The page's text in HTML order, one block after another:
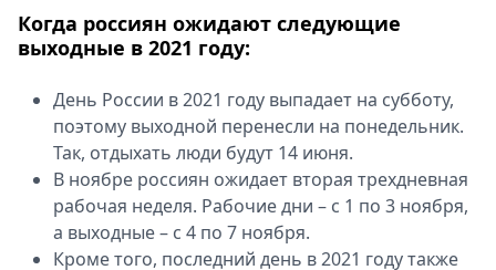
Когда россиян ожидают следующие
выходные в 2021 году:
День России в 2021 году выпадает на субботу,
поэтому выходной перенесли на понедельник.
Так, отдыхать люди будут 14 июня.
В ноябре россиян ожидает вторая трехдневная
рабочая неделя. Рабочие дни – с 1 по 3 ноября,
а выходные – с 4 по 7 ноября.
Кроме того, последний день в 2021 году также